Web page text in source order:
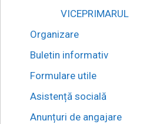
VICEPRIMARUL
Organizare
Buletin informativ
Formulare utile
Asistență socială
Anunțuri de angajare